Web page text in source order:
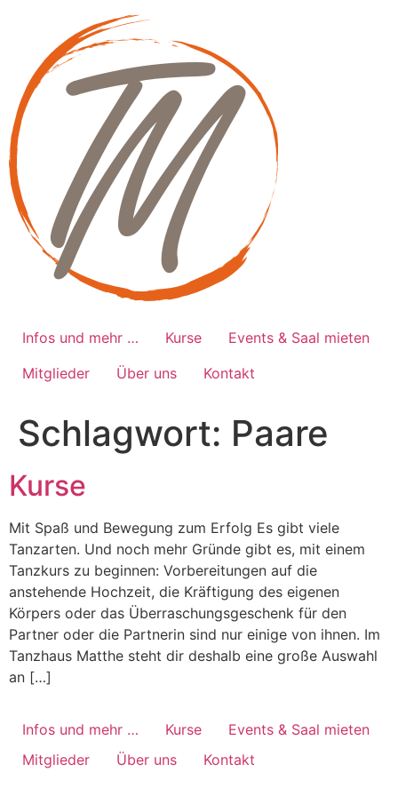
springen
Infos und mehr … Kurse
Events & Saal mieten
Mitglieder
Über uns Kontakt
Schlagwort: Paare
Kurse
Mit Spaß und Bewegung zum Erfolg Es gibt viele
Tanzarten. Und noch mehr Gründe gibt es, mit einem
Tanzkurs zu beginnen: Vorbereitungen auf die
anstehende Hochzeit, die Kräftigung des eigenen
Körpers oder das Überraschungsgeschenk für den
Partner oder die Partnerin sind nur einige von ihnen. Im
Tanzhaus Matthe steht dir deshalb eine große Auswahl
an […]
Infos und mehr … Kurse
Events & Saal mieten
Mitglieder
Über uns Kontakt